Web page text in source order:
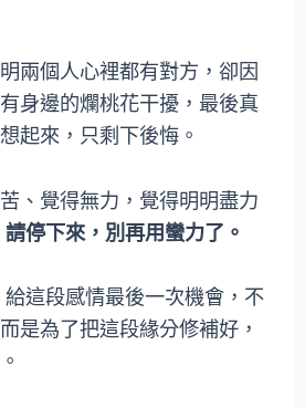
兩個人心裡都有對方，卻因
身邊的爛桃花干擾，最後真
起來，只剩下後悔。
、覺得無力，覺得明明盡力
請停下來，別再用蠻力了。
這段感情最後一次機會，不
是為了把這段緣分修補好，